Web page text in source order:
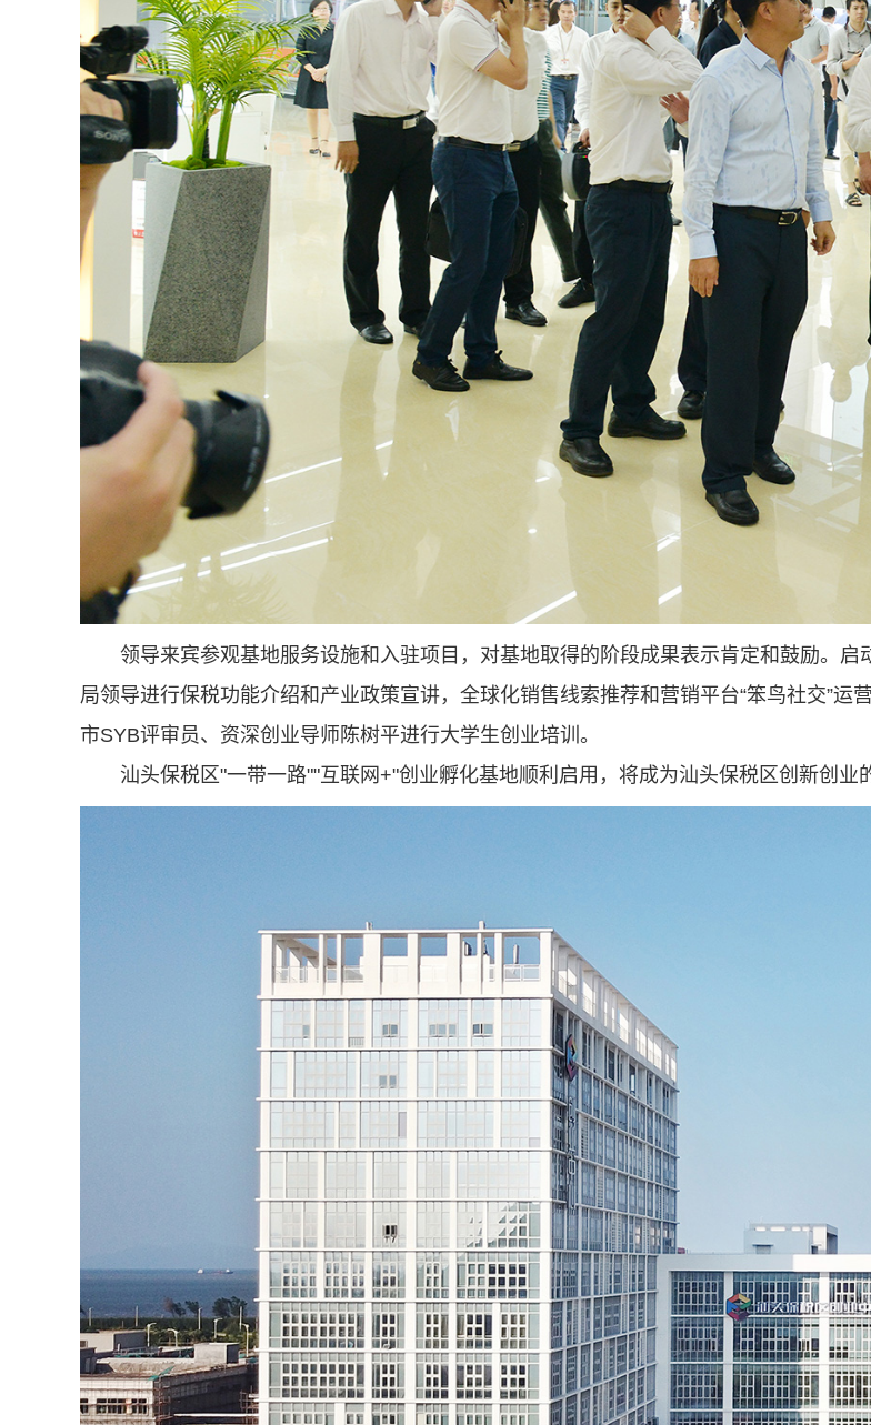
领导来宾参观基地服务设施和入驻项目，对基地取得的阶段成果表示肯定和鼓励。 启
局领导进行保税功能介绍和产业政策宣讲，全球化销售线索推荐和营销平台“笨鸟社交”运
市SYB评审员、资深创业导师陈树平进行大学生创业培训。
汕头保税区"一带一路""互联网+"创业孵化基地顺利启用，将成为汕头保税区创新创业